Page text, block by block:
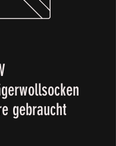
gebraucht